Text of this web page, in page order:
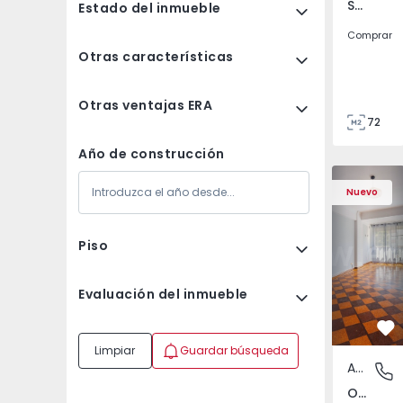
Estado del inmueble
Otras características
Otras ventajas ERA
Año de construcción
Piso
Evaluación del inmueble
Limpiar Guardar búsqueda
São Tomé do Castelo e Justes, Vila Real
Comprar
72
Nuevo
Apartamento T5
Olivais,
Apartamento
Olivais, Lisboa